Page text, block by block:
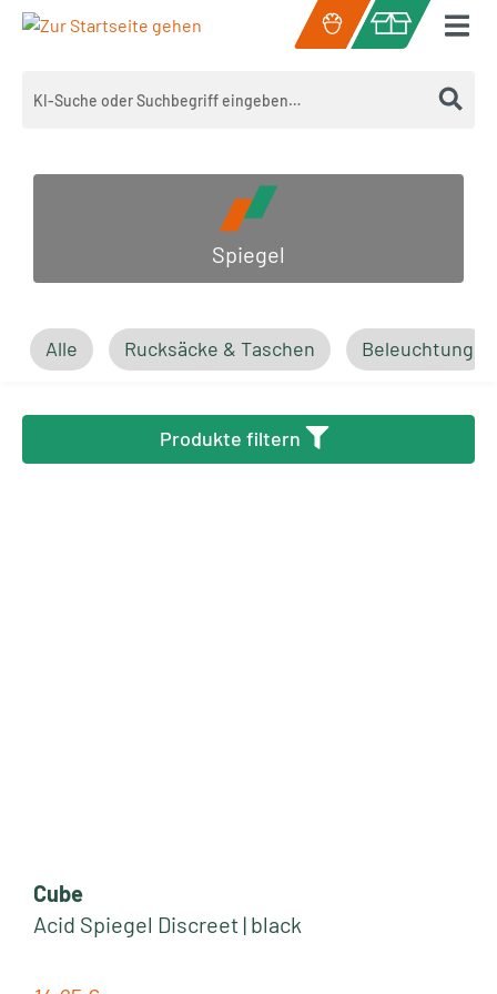
Zum Hauptinhalt springen
Warenkorb
Spiegel
Alle Rucksäcke & Taschen Beleuchtung
Produkte filtern
Cube
Acid Spiegel Discreet | black